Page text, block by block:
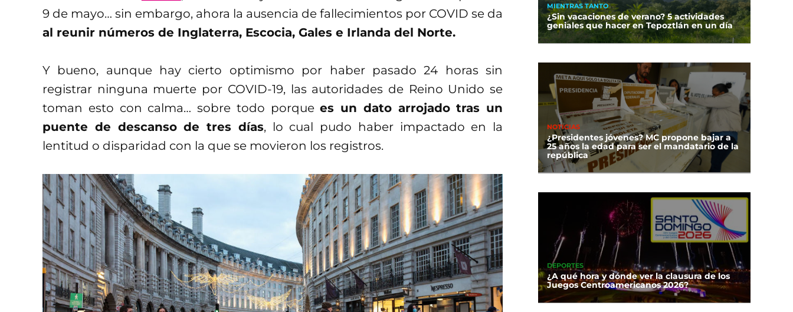
9 de mayo… sin embargo, ahora la ausencia de fallecimientos por COVID se da
al reunir números de Inglaterra, Escocia, Gales e Irlanda del Norte.
Y bueno, aunque hay cierto optimismo por haber pasado 24 horas sin
registrar ninguna muerte por COVID-19, las autoridades de Reino Unido se
toman esto con calma… sobre todo porquees un dato arrojado tras un
puente de descanso de tres días, lo cual pudo haber impactado en la
lentitud o disparidad con la que se movieron los registros.
MIENTRAS TANTO
¿Sin vacaciones de verano? 5 actividades
geniales que hacer en Tepoztlán en un día
NOTICIAS
¿Presidentes jóvenes? MC propone bajar a
25 años la edad para ser el mandatario de la
república
DEPORTES
¿A qué hora y dónde ver la clausura de los
Juegos Centroamericanos 2026?